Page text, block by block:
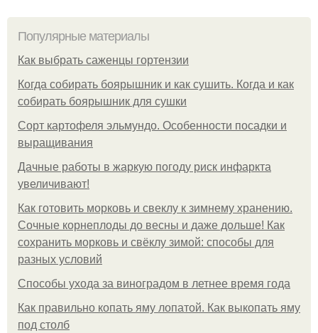
Популярные материалы
Как выбрать саженцы гортензии
Когда собирать боярышник и как сушить. Когда и как
собирать боярышник для сушки
Сорт картофеля эльмундо. Особенности посадки и
выращивания
Дачные работы в жаркую погоду риск инфаркта
увеличивают!
Как готовить морковь и свеклу к зимнему хранению.
Сочные корнеплоды до весны и даже дольше! Как
сохранить морковь и свёклу зимой: способы для
разных условий
Способы ухода за виноградом в летнее время года
Как правильно копать яму лопатой. Как выкопать яму
под столб